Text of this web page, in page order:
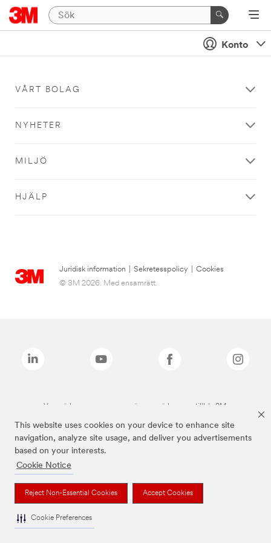
This website uses cookies on your device to enhance site
navigation, analyze site usage, and deliver you advertisements
based on your interests.
Cookie Notice
Reject Non-Essential Cookies Accept Cookies
Cookie Preferences
Konto
VÅRT BOLAG
NYHETER
MILJÖ
HJÄLP
Juridisk information Sekretesspolicy
Cookies
© 3M 2026. Med ensamrätt.
Varumärken som anges ovan är varumärken som tillhör 3M.